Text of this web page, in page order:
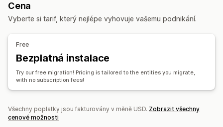
Migrace dat
Podpora velkých souborů
Kolekce
Zákazníci Slevy
SKU a čárové kódy
Metapole Kolekce
Hromadné odstraňování
Aktualizace SEO
Synchronizace dat Vrácení zpět Hromadné úpravy
Cena
Vyberte si tarif, který nejlépe vyhovuje vašemu podnikání.
Free
Bezplatná instalace
Try our free migration! Pricing is tailored to the entities you migrate,
with no subscription fees!
Všechny poplatky jsou fakturovány v měně USD. Zobrazit všechny
cenové možnosti